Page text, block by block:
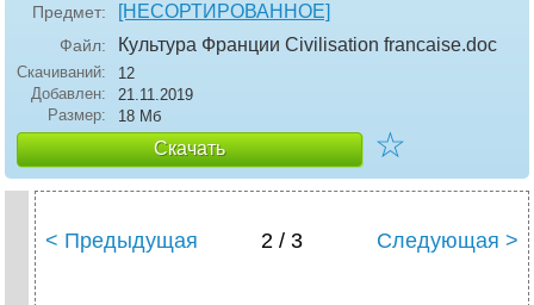
Предмет: [НЕСОРТИРОВАННОЕ]
Файл: Культура Франции Civilisation francaise.doc
Скачиваний:
12
Добавлен:
21.11.2019
Размер:
18 Мб
Скачать ☆
< Предыдущая 2 / 3 Следующая >